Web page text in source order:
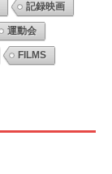
記録映画
運動会
FILMS